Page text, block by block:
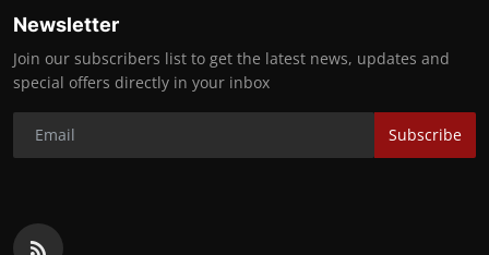
Newsletter
Join our subscribers list to get the latest news, updates and
special offers directly in your inbox
Subscribe